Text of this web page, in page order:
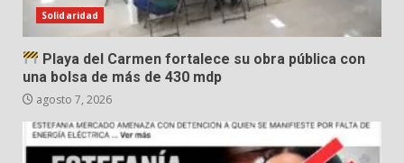
Solidaridad
Playa del Carmen fortalece su obra pública con
una bolsa de más de 430 mdp
agosto 7, 2026